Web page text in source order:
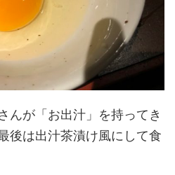
んが「お出汁」を持ってき
後は出汁茶漬け風にして食